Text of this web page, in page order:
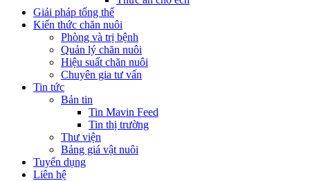
Giải pháp tổng thể
Kiến thức chăn nuôi
Phòng và trị bệnh
Quản lý chăn nuôi
Hiệu suất chăn nuôi
Chuyên gia tư vấn
Tin tức
Bản tin
Tin Mavin Feed
Tin thị trường
Thư viện
Bảng giá vật nuôi
Tuyển dụng
Liên hệ